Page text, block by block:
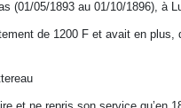
(01/05/1893 au 01/10/1896), à
de 1200 F et avait en